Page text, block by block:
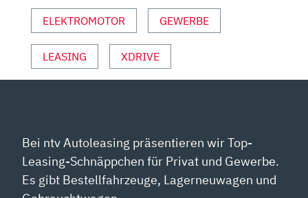
SPORT“
VON
YOUTUBE
ANZEIGEN
ELEKTROMOTOR GEWERBE
LEASING XDRIVE
Bei ntv Autoleasing präsentieren wir Top-
Leasing-Schnäppchen für Privat und Gewerbe.
Es gibt Bestellfahrzeuge, Lagerneuwagen und